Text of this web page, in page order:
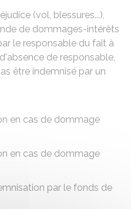
(vol, blessures...),
de dommages-intérêts
le responsable du fait à
de responsable,
être indemnisé par un
en cas de dommage
en cas de dommage
par le fonds de